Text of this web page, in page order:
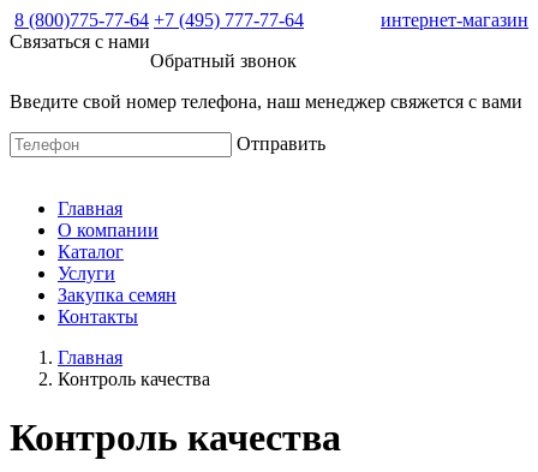
интернет-магазин
8 (800)775-77-64 +7 (495) 777-77-64
Связаться с нами
Обратный звонок
Введите свой номер телефона, наш менеджер свяжется с вами
Отправить
Главная
О компании
Каталог
Услуги
Закупка семян
Контакты
Главная
Контроль качества
Контроль качества